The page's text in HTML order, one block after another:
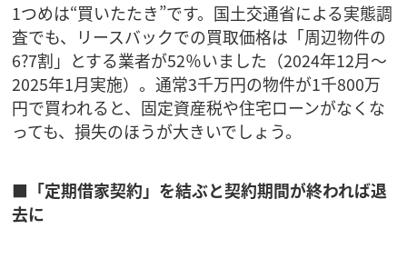
1つめは“買いたたき”です。国土交通省による実態調
査でも、リースバックでの買取価格は「周辺物件の
6?7割」とする業者が52％いました（2024年12月～
2025年1月実施）。通常3千万円の物件が1千800万
円で買われると、固定資産税や住宅ローンがなくな
っても、損失のほうが大きいでしょう。
■「定期借家契約」を結ぶと契約期間が終われば退
去に